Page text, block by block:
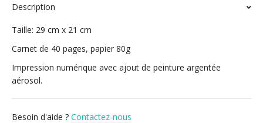
Description
Taille: 29 cm x 21 cm
Carnet de 40 pages, papier 80g
Impression numérique avec ajout de peinture argentée
aérosol.
Besoin d'aide ? Contactez-nous